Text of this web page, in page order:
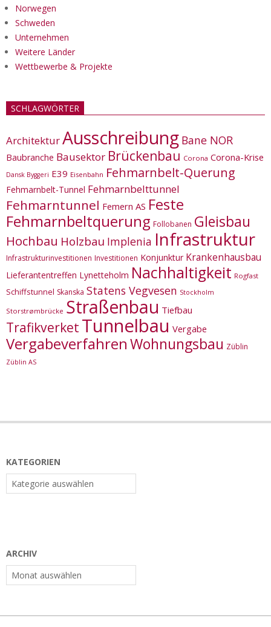
Norwegen
Schweden
Unternehmen
Weitere Länder
Wettbewerbe & Projekte
SCHLAGWÖRTER
ArchitekturAusschreibung Bane NOR
Baubranche Bausektor Brückenbau Corona Corona-Krise
Dansk Byggeri E39 Eisenbahn Fehmarnbelt-Querung
Fehmarnbelt-Tunnel Fehmarnbelttunnel
Fehmarntunnel Femern AS Feste
Fehmarnbeltquerung Follobanen Gleisbau
Hochbau Holzbau Implenia Infrastruktur
Infrastrukturinvestitionen Investitionen Konjunktur Krankenhausbau
Lieferantentreffen Lynetteholm Nachhaltigkeit Rogfast
Schiffstunnel Skanska Statens Vegvesen Stockholm
Storstrømbrücke Straßenbau Tiefbau
Trafikverket Tunnelbau Vergabe
VergabeverfahrenWohnungsbau Züblin
Züblin AS
KATEGORIEN
Kategorien
ARCHIV
Archiv